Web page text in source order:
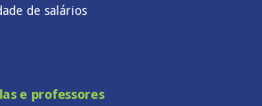
de salários
e professores